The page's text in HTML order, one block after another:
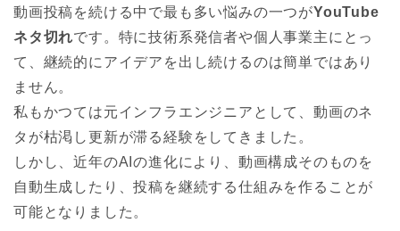
動画投稿を続ける中で最も多い悩みの一つがYouTube
ネタ切れです。特に技術系発信者や個人事業主にとっ
て、継続的にアイデアを出し続けるのは簡単ではあり
ません。
私もかつては元インフラエンジニアとして、動画のネ
タが枯渇し更新が滞る経験をしてきました。
しかし、近年のAIの進化により、動画構成そのものを
自動生成したり、投稿を継続する仕組みを作ることが
可能となりました。